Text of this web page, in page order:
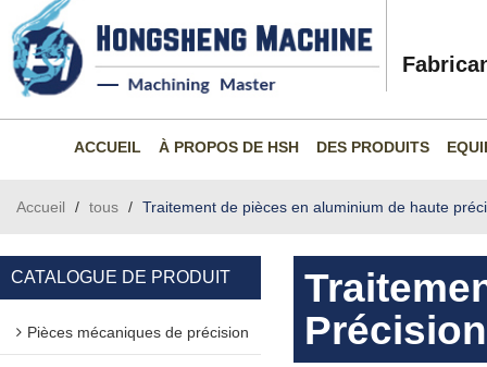
ACCUEIL À PROPOS DE HSH DES PRODUITS
Accueil / tous / Traitement de pièces en aluminium de haute
CATALOGUE DE PRODUIT
Pièces mécaniques de précision
Précision